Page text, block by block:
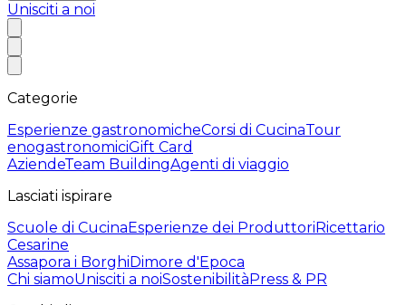
Unisciti a noi
Categorie
Esperienze gastronomicheCorsi di CucinaTour
enogastronomiciGift Card
AziendeTeam BuildingAgenti di viaggio
Lasciati ispirare
Scuole di CucinaEsperienze dei ProduttoriRicettario
Cesarine
Assapora i BorghiDimore d'Epoca
Chi siamoUnisciti a noiSostenibilitàPress & PR